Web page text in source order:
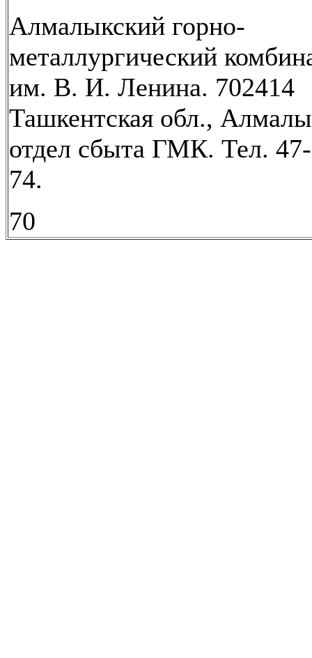
Алмалыкский горно-
металлургический
им. В. И. Ленина. 702414
Ташкентская обл.,
отдел сбыта ГМК. Тел.
74.
70